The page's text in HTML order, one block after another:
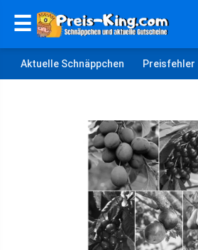
☰
Aktuelle Schnäppchen Preisfehler